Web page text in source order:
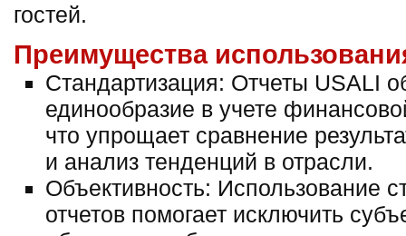
гостей.
Преимущества
Стандартизация: Отчеты USALI
единообразие в учете
что упрощает сравнение
и анализ тенденций в отрасли.
Объективность: Использование
отчетов помогает исключить